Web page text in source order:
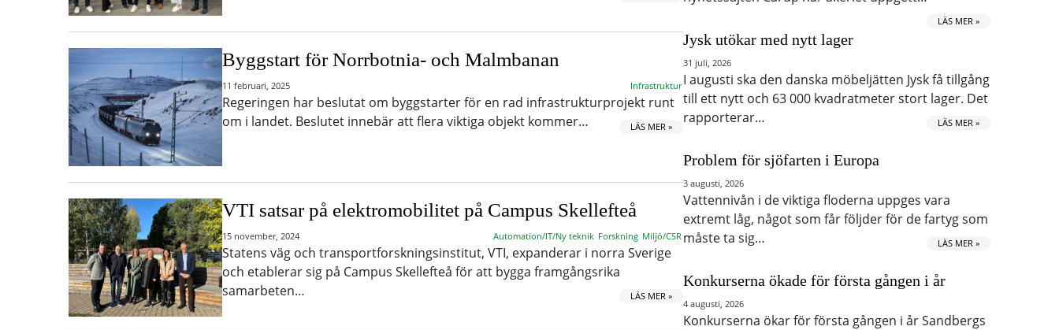
Byggstart för Norrbotnia- och Malmbanan
11 februari, 2025 Infrastruktur
Regeringen har beslutat om byggstarter för en rad infrastrukturprojekt runt
om i landet. Beslutet innebär att flera viktiga objekt kommer…
LÄS MER »
VTI satsar på elektromobilitet på Campus Skellefteå
15 november, 2024 Automation/IT/Ny teknik Forskning Miljö/CSR
Statens väg och transportforskningsinstitut, VTI, expanderar i norra Sverige
och etablerar sig på Campus Skellefteå för att bygga framgångsrika
samarbeten…
LÄS MER »
LÄS MER »
Jysk utökar med nytt lager
31 juli, 2026
I augusti ska den danska möbeljätten Jysk få tillgång
till ett nytt och 63 000 kvadratmeter stort lager. Det
rapporterar…
LÄS MER »
Problem för sjöfarten i Europa
3 augusti, 2026
Vattennivån i de viktiga floderna uppges vara
extremt låg, något som får följder för de fartyg som
måste ta sig…
LÄS MER »
Konkurserna ökade för första gången i år
4 augusti, 2026
Konkurserna ökar för första gången i år Sandbergs